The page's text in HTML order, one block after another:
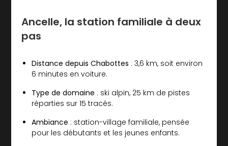
Ancelle, la station familiale à deux
pas
Distance depuis Chabottes : 3,6 km, soit environ
6 minutes en voiture.
Type de domaine : ski alpin, 25 km de pistes
réparties sur 15 tracés.
Ambiance : station-village familiale, pensée
pour les débutants et les jeunes enfants.